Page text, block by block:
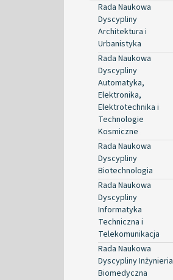
Rada Naukowa
Dyscypliny
Architektura i
Urbanistyka
Rada Naukowa
Dyscypliny
Automatyka,
Elektronika,
Elektrotechnika i
Technologie
Kosmiczne
Rada Naukowa
Dyscypliny
Biotechnologia
Rada Naukowa
Dyscypliny
Informatyka
Techniczna i
Telekomunikacja
Rada Naukowa
Dyscypliny Inżynieria
Biomedyczna